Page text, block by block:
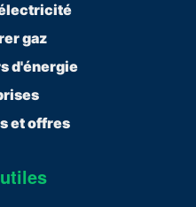
gaz
d'énergie
et offres